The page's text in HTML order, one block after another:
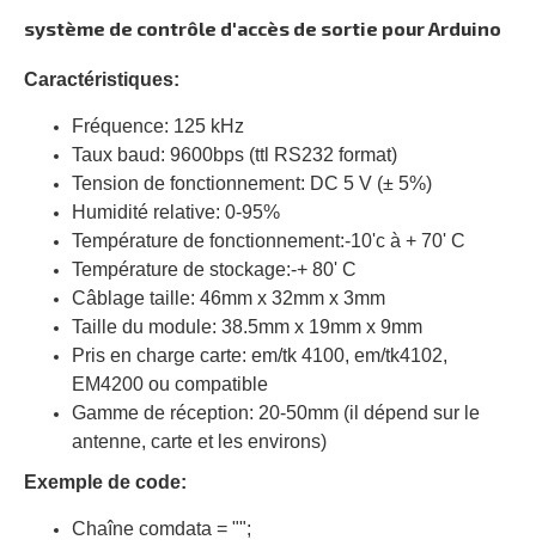
système de contrôle d'accès de sortie pour Arduino
Caractéristiques:
Fréquence: 125 kHz
Taux baud: 9600bps (ttl RS232 format)
Tension de fonctionnement: DC 5 V (± 5%)
Humidité relative: 0-95%
Température de fonctionnement:-10'c à + 70' C
Température de stockage:-+ 80' C
Câblage taille: 46mm x 32mm x 3mm
Taille du module: 38.5mm x 19mm x 9mm
Pris en charge carte: em/tk 4100, em/tk4102,
EM4200 ou compatible
Gamme de réception: 20-50mm (il dépend sur le
antenne, carte et les environs)
Exemple de code:
Chaîne comdata = "";